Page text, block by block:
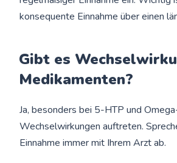
konsequente Einnahme über einen
Gibt es
Medikamenten?
Ja, besonders bei 5-HTP und
Wechselwirkungen auftreten.
Einnahme immer mit Ihrem Arzt ab.